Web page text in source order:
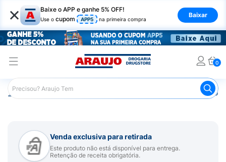
× Baixe o APP e ganhe 5% OFF!
Use o cupom APP5 na primeira compra
Baixar
0
Araujo Medicamentos Remédio para Sistema Nervoso
Venda exclusiva para retirada
Este produto não está disponível para entrega.
Retenção de receita obrigatória.